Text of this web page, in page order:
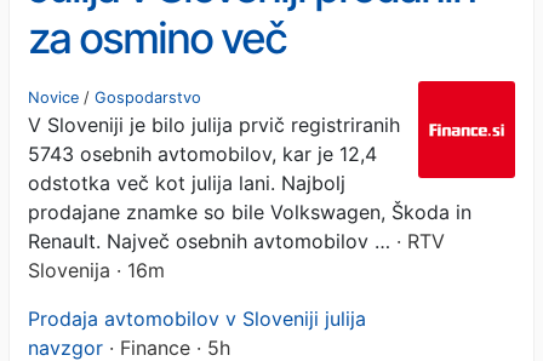
za osmino več
avtomobilov
Novice / Gospodarstvo
V Sloveniji je bilo julija prvič registriranih
5743 osebnih avtomobilov, kar je 12,4
odstotka več kot julija lani. Najbolj
prodajane znamke so bile Volkswagen, Škoda in
Renault. Največ osebnih avtomobilov … · RTV
Slovenija · 16m
Prodaja avtomobilov v Sloveniji julija
navzgor · Finance · 5h